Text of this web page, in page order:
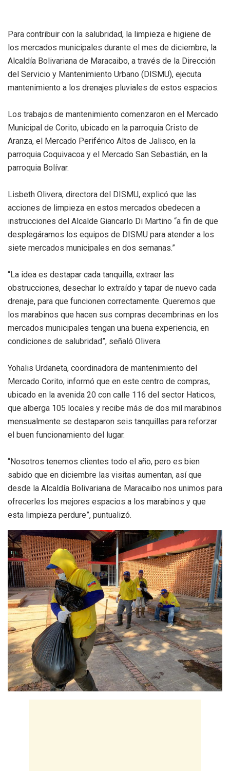
Para contribuir con la salubridad, la limpieza e higiene de
los mercados municipales durante el mes de diciembre, la
Alcaldía Bolivariana de Maracaibo, a través de la Dirección
del Servicio y Mantenimiento Urbano (DISMU), ejecuta
mantenimiento a los drenajes pluviales de estos espacios.
Los trabajos de mantenimiento comenzaron en el Mercado
Municipal de Corito, ubicado en la parroquia Cristo de
Aranza, el Mercado Periférico Altos de Jalisco, en la
parroquia Coquivacoa y el Mercado San Sebastián, en la
parroquia Bolívar.
Lisbeth Olivera, directora del DISMU, explicó que las
acciones de limpieza en estos mercados obedecen a
instrucciones del Alcalde Giancarlo Di Martino “a fin de que
desplegáramos los equipos de DISMU para atender a los
siete mercados municipales en dos semanas.”
“La idea es destapar cada tanquilla, extraer las
obstrucciones, desechar lo extraído y tapar de nuevo cada
drenaje, para que funcionen correctamente. Queremos que
los marabinos que hacen sus compras decembrinas en los
mercados municipales tengan una buena experiencia, en
condiciones de salubridad”, señaló Olivera.
Yohalis Urdaneta, coordinadora de mantenimiento del
Mercado Corito, informó que en este centro de compras,
ubicado en la avenida 20 con calle 116 del sector Haticos,
que alberga 105 locales y recibe más de dos mil marabinos
mensualmente se destaparon seis tanquillas para reforzar
el buen funcionamiento del lugar.
“Nosotros tenemos clientes todo el año, pero es bien
sabido que en diciembre las visitas aumentan, así que
desde la Alcaldía Bolivariana de Maracaibo nos unimos para
ofrecerles los mejores espacios a los marabinos y que
esta limpieza perdure”, puntualizó.